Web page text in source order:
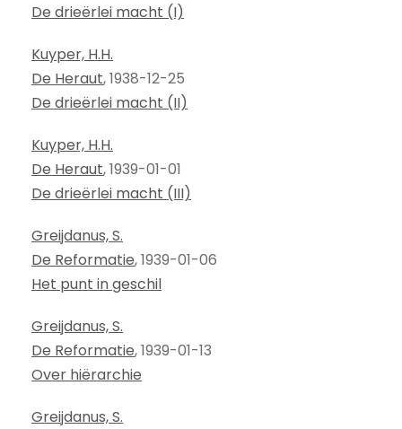
De drieërlei macht (I)
Kuyper, H.H.
De Heraut, 1938-12-25
De drieërlei macht (II)
Kuyper, H.H.
De Heraut, 1939-01-01
De drieërlei macht (III)
Greijdanus, S.
De Reformatie, 1939-01-06
Het punt in geschil
Greijdanus, S.
De Reformatie, 1939-01-13
Over hiërarchie
Greijdanus, S.